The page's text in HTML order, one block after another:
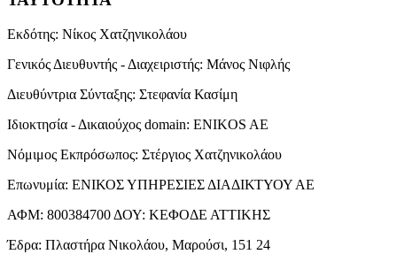
Εκδότης: Νίκος Χατζηνικολάου
Γενικός Διευθυντής - Διαχειριστής: Μάνος Νιφλής
Διευθύντρια Σύνταξης: Στεφανία Κασίμη
Ιδιοκτησία - Δικαιούχος domain: ENIKOS AE
Νόμιμος Εκπρόσωπος: Στέργιος Χατζηνικολάου
Επωνυμία: ΕΝΙΚΟΣ ΥΠΗΡΕΣΙΕΣ ΔΙΑΔΙΚΤΥΟΥ ΑΕ
ΑΦΜ: 800384700 ΔΟΥ: ΚΕΦΟΔΕ ΑΤΤΙΚΗΣ
Έδρα: Πλαστήρα Νικολάου, Μαρούσι, 151 24